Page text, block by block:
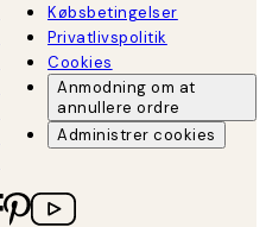
Købsbetingelser
Privatlivspolitik
Cookies
Anmodning om at
annullere ordre
Administrer cookies